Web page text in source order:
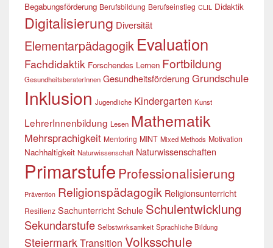
Begabungsförderung Berufsbildung Berufseinstieg CLIL Didaktik
Digitalisierung Diversität
Elementarpädagogik Evaluation
Fachdidaktik Forschendes Lernen Fortbildung
GesundheitsberaterInnen Gesundheitsförderung Grundschule
Inklusion Jugendliche Kindergarten Kunst
LehrerInnenbildung Lesen Mathematik
Mehrsprachigkeit Mentoring MINT Mixed Methods Motivation
Nachhaltigkeit Naturwissenschaft Naturwissenschaften
Primarstufe Professionalisierung
Prävention Religionspädagogik Religionsunterricht
Resilienz Sachunterricht Schule Schulentwicklung
Sekundarstufe Selbstwirksamkeit Sprachliche Bildung
SteiermarkTransition Volksschule